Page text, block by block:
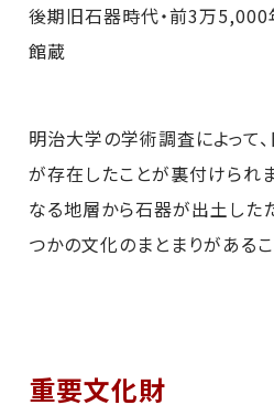
後期旧石器時代・前3万5,000
館蔵
明治大学の学術調査によって
が存在したことが裏付けられ
なる地層から石器が出土した
つかの文化のまとまりがある
重要文化財